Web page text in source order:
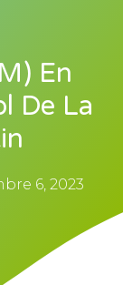
En
De La
6, 2023